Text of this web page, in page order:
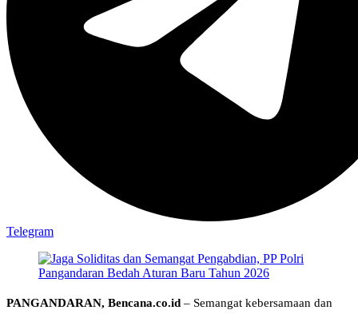
Telegram
PANGANDARAN, Bencana.co.id – Semangat kebersamaan dan